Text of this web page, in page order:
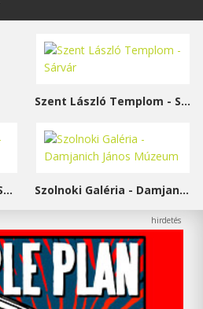
Szent László Templom - Sárvár
Református templom - Salgótarján Szolnoki Galéria - Damjanich János Múzeum